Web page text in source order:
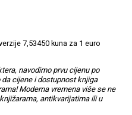
7,53450 kuna za 1 euro
navodimo prvu cijenu po
cijene i dostupnost knjiga
Moderna vremena više se ne
antikvarijatima ili u